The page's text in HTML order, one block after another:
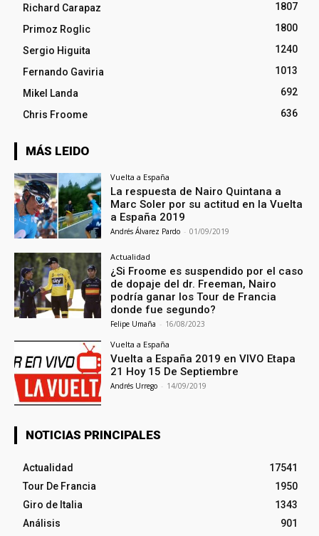
Richard Carapaz
1807
Primoz Roglic
1800
Sergio Higuita
1240
Fernando Gaviria
1013
Mikel Landa
692
Chris Froome
636
MÁS LEIDO
Vuelta a España
La respuesta de Nairo Quintana a
Marc Soler por su actitud en la Vuelta
a España 2019
Andrés Álvarez Pardo - 01/09/2019
Actualidad
¿Si Froome es suspendido por el caso
de dopaje del dr. Freeman, Nairo
podría ganar los Tour de Francia
donde fue segundo?
Felipe Umaña - 16/08/2023
Vuelta a España
Vuelta a España 2019 en VIVO Etapa
21 Hoy 15 De Septiembre
Andrés Urrego - 14/09/2019
NOTICIAS PRINCIPALES
Actualidad
17541
Tour De Francia
1950
Giro de Italia
1343
Análisis
901